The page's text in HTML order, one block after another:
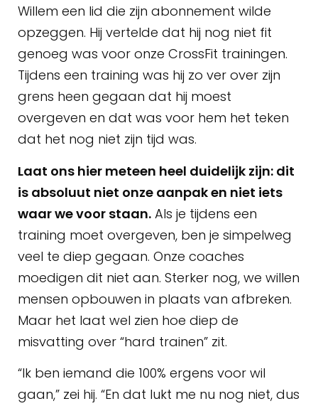
Willem een lid die zijn abonnement wilde
opzeggen. Hij vertelde dat hij nog niet fit
genoeg was voor onze CrossFit trainingen.
Tijdens een training was hij zo ver over zijn
grens heen gegaan dat hij moest
overgeven en dat was voor hem het teken
dat het nog niet zijn tijd was.
Laat ons hier meteen heel duidelijk zijn: dit
is absoluut niet onze aanpak en niet iets
waar we voor staan. Als je tijdens een
training moet overgeven, ben je simpelweg
veel te diep gegaan. Onze coaches
moedigen dit niet aan. Sterker nog, we willen
mensen opbouwen in plaats van afbreken.
Maar het laat wel zien hoe diep de
misvatting over “hard trainen” zit.
“Ik ben iemand die 100% ergens voor wil
gaan,” zei hij. “En dat lukt me nu nog niet, dus